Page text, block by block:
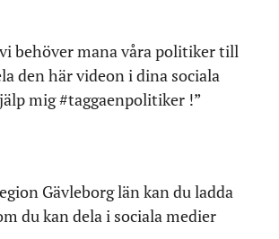
behöver mana våra politiker till
den här videon i dina sociala
mig #taggaenpolitiker !”
Gävleborg län kan du ladda
du kan dela i sociala medier